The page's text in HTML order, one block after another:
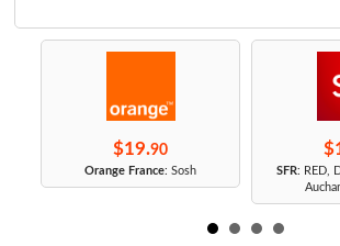
$19.90
Orange France: Sosh SFR: RED,